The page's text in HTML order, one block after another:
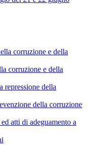
corruzione e della
corruzione e della
repressione della
della corruzione
atti di adeguamento a